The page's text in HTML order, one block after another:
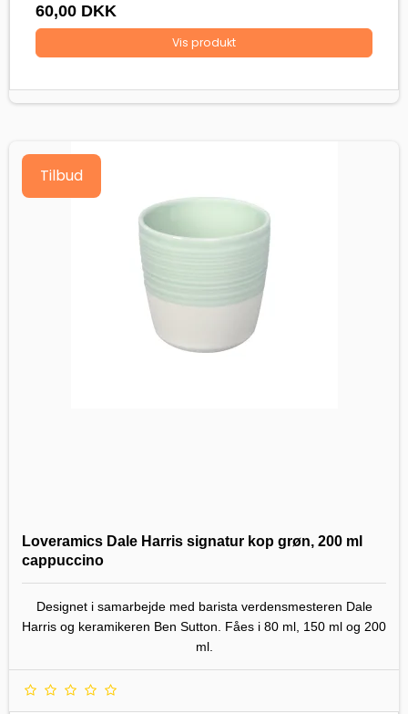
60,00 DKK
Vis produkt
Tilbud
Loveramics Dale Harris signatur kop grøn, 200 ml
cappuccino
Designet i samarbejde med barista verdensmesteren Dale
Harris og keramikeren Ben Sutton. Fåes i 80 ml, 150 ml og 200
ml.